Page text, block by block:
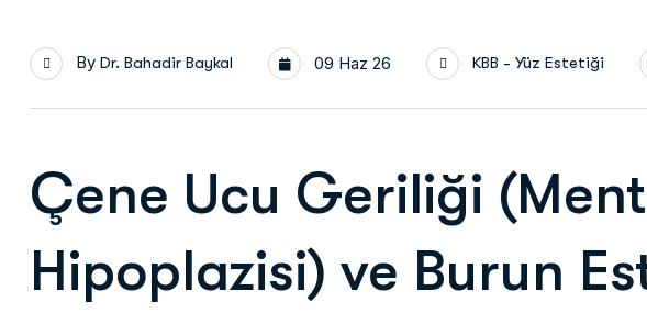
By Dr. Bahadir Baykal 09 Haz 26 KBB - Yüz Estetiği
Çene Ucu Geriliği
Hipoplazisi) ve Burun